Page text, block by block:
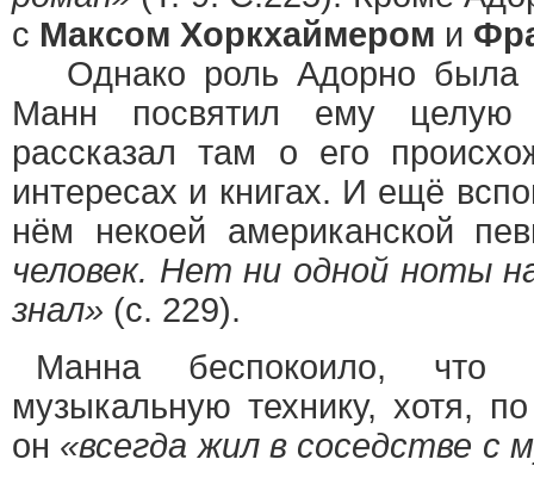
с Максом Хоркхаймером и
Однако роль Адорно была
Манн посвятил ему целую
рассказал там о его
интересах и книгах. И ещё
нём некоей американской
человек. Нет ни одной ноты
знал» (с. 229).
Манна беспокоило, что
музыкальную технику, хотя,
он «всегда жил в соседстве с